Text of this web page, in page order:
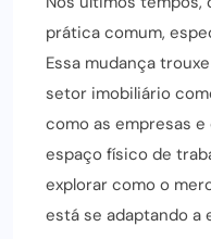
prática comum,
Essa mudança
setor imobiliário
como as empresas
espaço físico de
explorar como o
está se adaptando a